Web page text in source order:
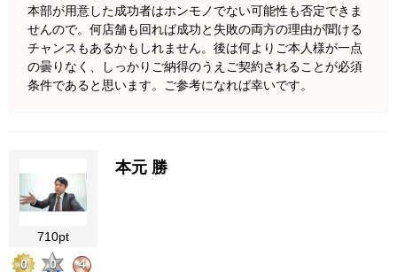
本部が用意した成功者はホンモノでない可能性も否定できま
せんので。何店舗も回れば成功と失敗の両方の理由が聞ける
チャンスもあるかもしれません。後は何よりご本人様が一点
の曇りなく、しっかりご納得のうえご契約されることが必須
条件であると思います。ご参考になれば幸いです。
710pt
0
0 4
本元 勝